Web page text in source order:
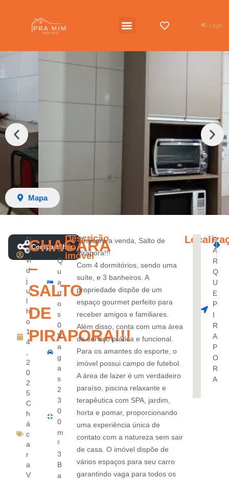
Login
Mapa
Compartilhar
D
a
vi
d
j
u
l
h
o
1
4
2
0
2
5
C
h
á
c
a
r
a
V
CHACARA
–
SALTO
DE
PIRAPORA!!!
4
Q
u
a
rt
o
s
0
V
a
g
a
s
2
3
0
0
m
²
3
B
a
Descrição
do
imóvel
Chácara a venda, Salto de
Pirapora!!!
Com 4 dormitórios, sendo uma
suíte, e 3 banheiros. A
propriedade dispõe de um
espaço gourmet perfeito para
receber amigos e familiares.
Além disso, conta com uma área
de serviço prática e funcional.
Para os amantes do esporte, o
imóvel possui campo de futebol.
A área de lazer é um verdadeiro
paraíso, piscina relaxante e
terapêutica com SPA, jardim,
horta e pomar, proporcionando
uma experiência única de
contato com a natureza sem sair
de casa. O imóvel dispõe de
vários espaços para seu carro
garantindo vaga para todos os
P
A
R
Q
U
E
P
I
R
A
P
O
R
A